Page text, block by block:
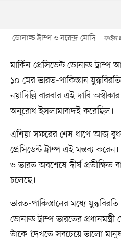
ডোনাল্ড ট্রাম্প ও নরেন্দ্র মোদি ফাইল
মার্কিন প্রেসিডেন্ট ডোনাল্ড
১০ মের ভারত-পাকিস্তান
নয়াদিল্লি বারবার এই দাবি
অনুরোধ ইসলামাবাদই করেছিল।
এশিয়া সফরের শেষ ধাপে আজ
প্রেসিডেন্ট ট্রাম্প এই মন্তব্য
ও ভারত অবশেষে দীর্ঘ প্রতীক্ষিত
চলেছে।
ভারত-পাকিস্তানের মধ্যে
ডোনাল্ড ট্রাম্প ভারতের
তাঁকে ‘দেখতে সবচেয়ে ভালো